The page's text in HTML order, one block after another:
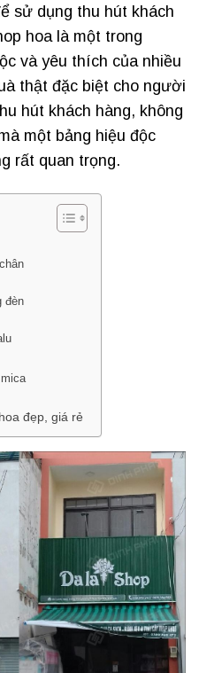
sử dụng thu hút khách
hoa là một trong
và yêu thích của nhiều
thật đặc biệt cho người
hút khách hàng, không
một bảng hiệu độc
rất quan trọng.
đèn
đẹp, giá rẻ